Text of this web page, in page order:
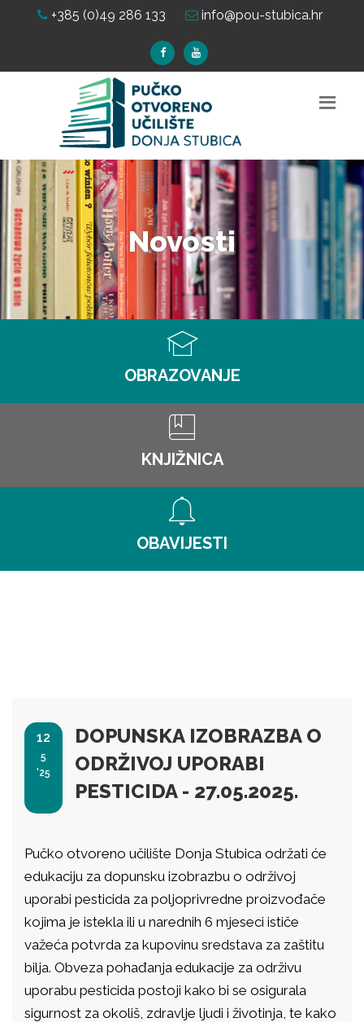
+385 (0)49 286 133 info@pou-stubica.hr
Novosti
OBRAZOVANJE
KNJIŽNICA
OBAVIJESTI
12
5
'25
DOPUNSKA IZOBRAZBA O
ODRŽIVOJ UPORABI
PESTICIDA - 27.05.2025.
Pučko otvoreno učilište Donja Stubica održati će
edukaciju za dopunsku izobrazbu o održivoj
uporabi pesticida za poljoprivredne proizvođače
kojima je istekla ili u narednih 6 mjeseci ističe
važeća potvrda za kupovinu sredstava za zaštitu
bilja. Obveza pohađanja edukacije za održivu
uporabu pesticida postoji kako bi se osigurala
sigurnost za okoliš, zdravlje ljudi i životinja, te kako